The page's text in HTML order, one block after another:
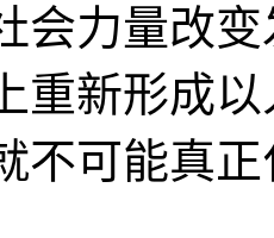
会力量改
重新形成
不可能真